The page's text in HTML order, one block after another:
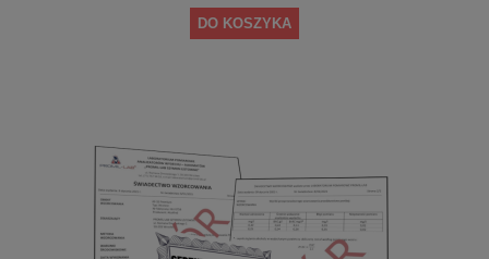
DO KOSZYKA